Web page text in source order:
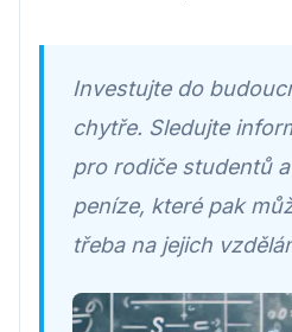
Investujte do
chytře. Sledujte
pro rodiče studentů
peníze, které pak
třeba na jejich